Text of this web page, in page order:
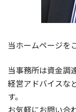
当ホームページを
当事務所は資金調
経営アドバイスな
す。
お気軽にお問い合